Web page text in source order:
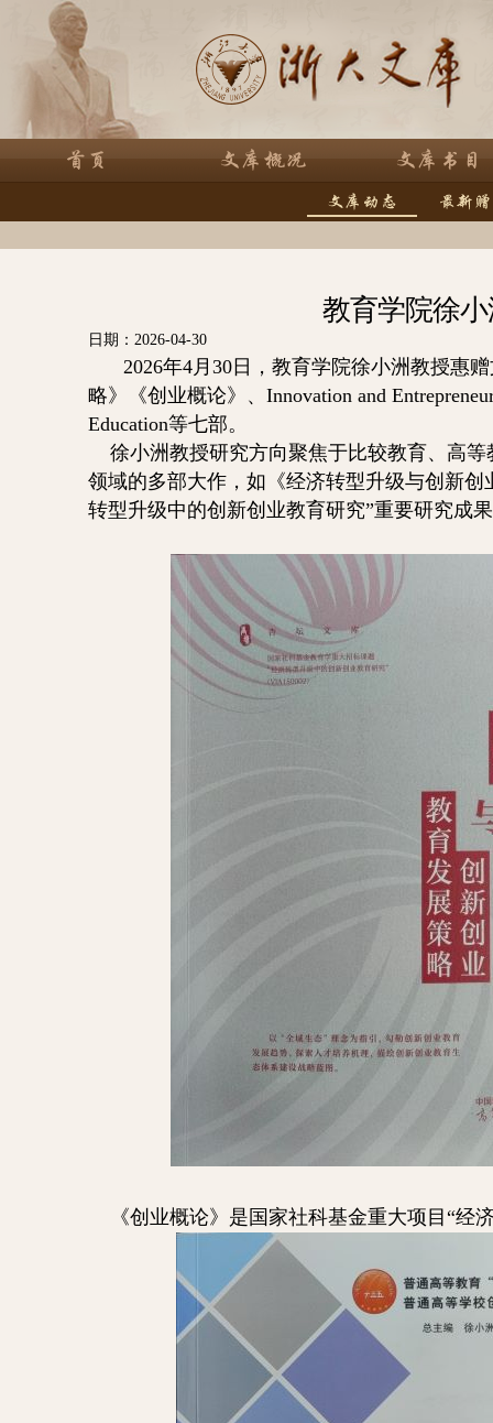
教育学院徐
日期：2026-04-30
2026年4月30日，教育学院徐小洲教授惠
略》《创业概论》、 Innovation and
Education等七部。
徐小洲教授研究方向聚焦于比较教育、高
领域的多部大作，如《经济转型升级与创新
转型升级中的创新创业教育研究”重要研究成
《创业概论》是国家社科基金重大项目“经